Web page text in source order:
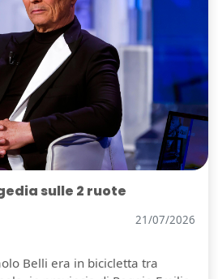
sulle 2 ruote
21/07/2026
Belli era in bicicletta tra